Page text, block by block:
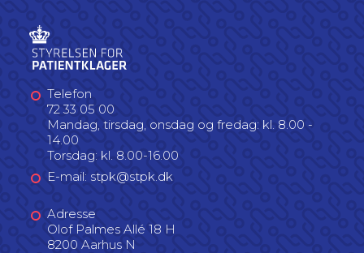
Telefon
72 33 05 00
Mandag, tirsdag, onsdag og fredag: kl. 8.00 -
14.00
Torsdag: kl. 8.00-16.00
E-mail: stpk@stpk.dk
Adresse
Olof Palmes Allé 18 H
8200 Aarhus N